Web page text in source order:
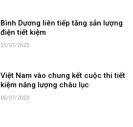
Bình Dương liên tiếp tăng sản lượng
điện tiết kiệm
21/07/2023
Việt Nam vào chung kết cuộc thi tiết
kiệm năng lượng châu lục
05/07/2023